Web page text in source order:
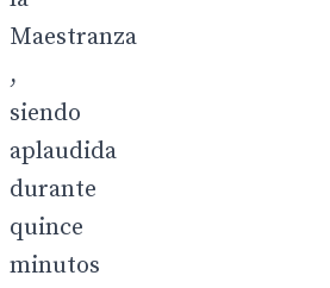
Maestranza
,
siendo
aplaudida
durante
quince
minutos